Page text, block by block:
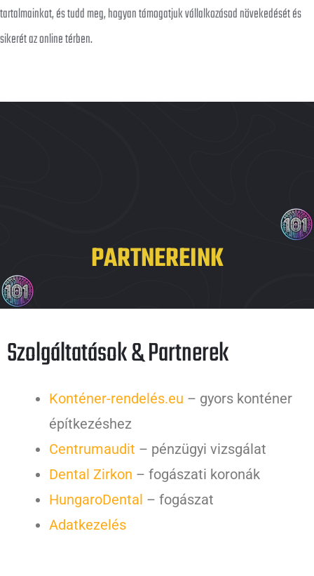
tartalmainkat, és tudd meg, hogyan támogatjuk vállalkozásod növekedését és
sikerét az online térben.
PARTNEREINK
Szolgáltatások & Partnerek
Konténer-rendelés.eu – gyors konténer
építkezéshez
Centrumaudit – pénzügyi vizsgálat
Dental Zirkon – fogászati koronák
HungaroDental – fogászat
Adatkezelés